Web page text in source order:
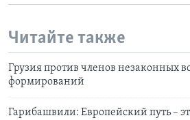
Читайте также
Грузия против членов незаконных
формирований
Гарибашвили: Европейский путь –